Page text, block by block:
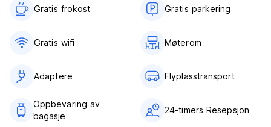
Ingen portforbud.
Kjeledyrvennlig.
Maksimal oppholdstid er 14 dager.
Gratis frokost‎ Gratis parkering
Gratis wifi‎ Møterom
Adaptere Flyplasstransport
Oppbevaring av
bagasje
24-timers Resepsjon